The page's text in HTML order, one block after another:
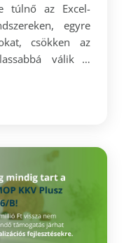
túlnő az Excel-
egyre
csökken az
válik a
vállalatirányítási
készletkezelést,
a pénzügyet, a
amelyek
skálázhatóbb